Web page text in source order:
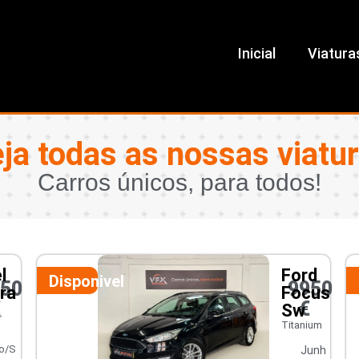
Inicial
todas as nossas
Carros únicos, para todos!
S
Disponivel
Ford
Focus
Sw
Titanium
Junh
9950
€